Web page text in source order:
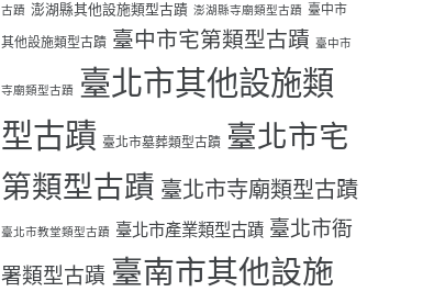
古蹟 澎湖縣其他設施類型古蹟 澎湖縣寺廟類型古蹟 臺中市
其他設施類型古蹟 臺中市宅第類型古蹟 臺中市
寺廟類型古蹟 臺北市其他設施類
型古蹟 臺北市墓葬類型古蹟 臺北市宅
第類型古蹟 臺北市寺廟類型古蹟
臺北市教堂類型古蹟 臺北市產業類型古蹟 臺北市衙
署類型古蹟 臺南市其他設施